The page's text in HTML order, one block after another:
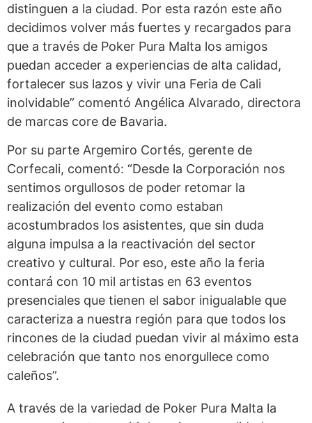
distinguen a la ciudad. Por esta razón este año
decidimos volver más fuertes y recargados para
que a través de Poker Pura Malta los amigos
puedan acceder a experiencias de alta calidad,
fortalecer sus lazos y vivir una Feria de Cali
inolvidable” comentó Angélica Alvarado, directora
de marcas core de Bavaria.
Por su parte Argemiro Cortés, gerente de
Corfecali, comentó: “Desde la Corporación nos
sentimos orgullosos de poder retomar la
realización del evento como estaban
acostumbrados los asistentes, que sin duda
alguna impulsa a la reactivación del sector
creativo y cultural. Por eso, este año la feria
contará con 10 mil artistas en 63 eventos
presenciales que tienen el sabor inigualable que
caracteriza a nuestra región para que todos los
rincones de la ciudad puedan vivir al máximo esta
celebración que tanto nos enorgullece como
caleños”.
A través de la variedad de Poker Pura Malta la